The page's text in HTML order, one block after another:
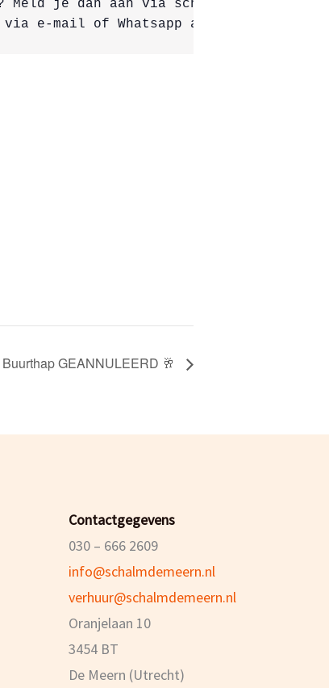
je dan aan via
via e-mail of Whatsapp aan
Buurthap GEANNULEERD 🥂
Contactgegevens
030 – 666 2609
info@schalmdemeern.nl
verhuur@schalmdemeern.nl
Oranjelaan 10
3454 BT
De Meern (Utrecht)